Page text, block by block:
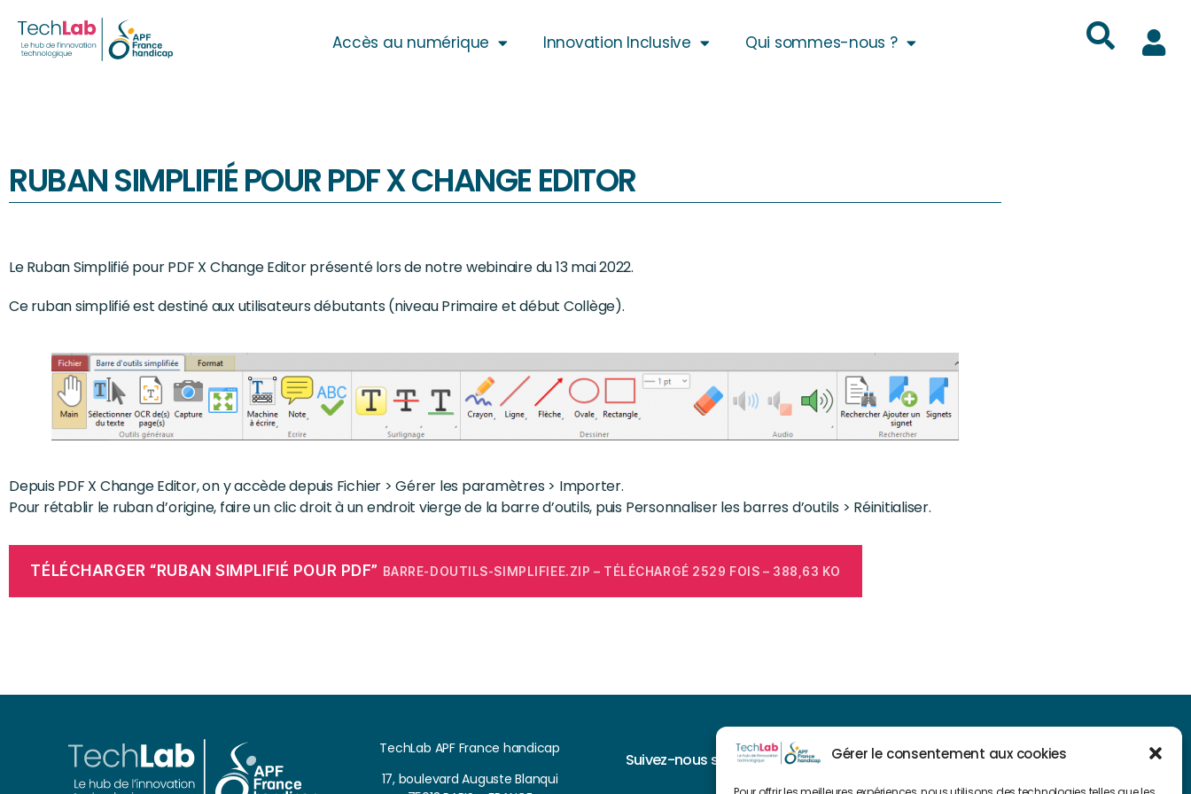
Gérer le consentement aux cookies
Accès au numérique Innovation Inclusive Qui sommes-nous ?
RUBAN SIMPLIFIÉ POUR PDF X CHANGE EDITOR
Le Ruban Simplifié pour PDF X Change Editor présenté lors de notre webinaire du 13 mai 2022.
Ce ruban simplifié est destiné aux utilisateurs débutants (niveau Primaire et début Collège).
Depuis PDF X Change Editor, on y accède depuis Fichier > Gérer les paramètres > Importer.
Pour rétablir le ruban d’origine, faire un clic droit à un endroit vierge de la barre d’outils, puis Personnaliser les barres d’outils > Réinitialiser.
TÉLÉCHARGER “RUBAN SIMPLIFIÉ POUR PDF” BARRE-DOUTILS-SIMPLIFIEE.ZIP – TÉLÉCHARGÉ 2529 FOIS – 388,63 KO
TechLab APF France handicap
17, boulevard Auguste Blanqui
Suivez-nous sur
NAVIGUER SUR NOTRE SITE